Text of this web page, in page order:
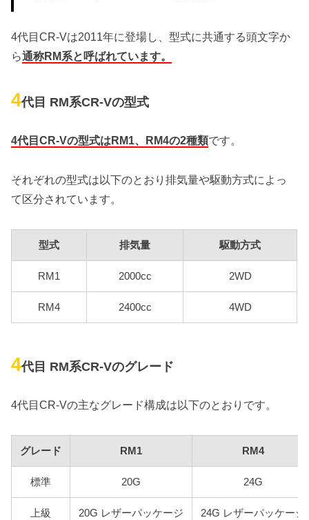
4代目CR-Vは2011年に登場し、型式に共通する頭文字か
ら通称RM系と呼ばれています。
4代目 RM系CR-Vの型式
4代目CR-Vの型式はRM1、RM4の2種類です。
それぞれの型式は以下のとおり排気量や駆動方式によっ
て区分されています。
型式 排気量 駆動方式
RM1 2000cc 2WD
RM4 2400cc 4WD
4代目 RM系CR-Vのグレード
4代目CR-Vの主なグレード構成は以下のとおりです。
グレード RM1 RM4
標準 20G 24G
上級 20G レザーパッケージ 24G レザーパッケージ